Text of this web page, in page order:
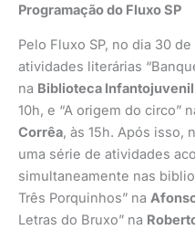
Programação do Fluxo SP
Pelo Fluxo SP, no dia 30
atividades literárias
na Biblioteca
10h, e “A origem do circo”
Corrêa, às 15h. Após isso,
uma série de atividades
simultaneamente nas
Três Porquinhos” na
Letras do Bruxo” na